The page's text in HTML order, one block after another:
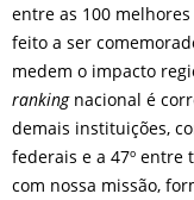
entre as 100
feito a ser
medem o impacto
ranking nacional é
demais instituições,
federais e a 47º entre
com nossa missão,